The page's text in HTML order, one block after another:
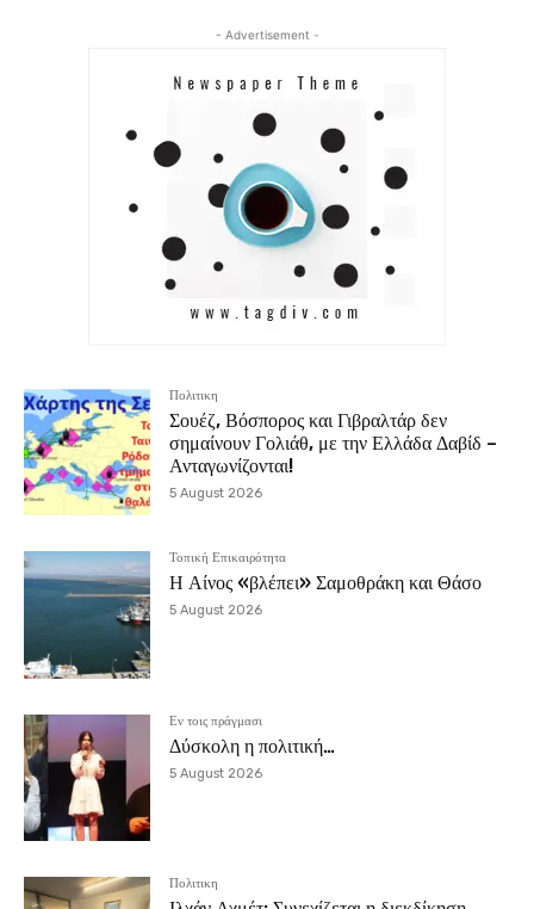
- Advertisement -
Πολιτικη
Σουέζ, Βόσπορος και Γιβραλτάρ δεν
σημαίνουν Γολιάθ, με την Ελλάδα Δαβίδ –
Ανταγωνίζονται!
5 August 2026
Τοπική Επικαιρότητα
Η Αίνος «βλέπει» Σαμοθράκη και Θάσο
5 August 2026
Εν τοις πράγμασι
Δύσκολη η πολιτική…
5 August 2026
Πολιτικη